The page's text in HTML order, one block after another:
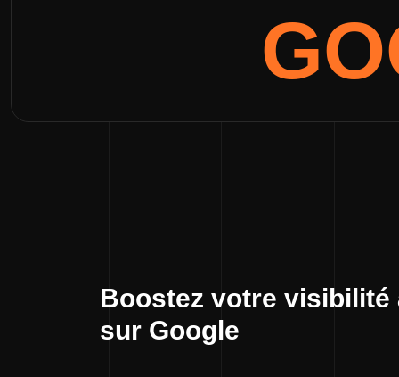
Boostez votre
sur Google